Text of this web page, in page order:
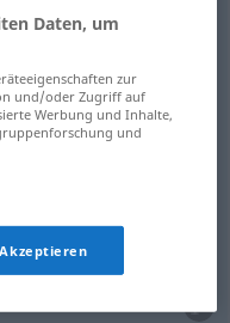
zu tun) know
Daten, um
zur
und/oder Zugriff auf
Werbung und Inhalte,
und
Akzeptieren